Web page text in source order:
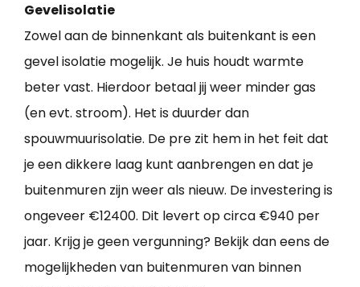
Gevelisolatie
Zowel aan de binnenkant als buitenkant is een
gevel isolatie mogelijk. Je huis houdt warmte
beter vast. Hierdoor betaal jij weer minder gas
(en evt. stroom). Het is duurder dan
spouwmuurisolatie. De pre zit hem in het feit dat
je een dikkere laag kunt aanbrengen en dat je
buitenmuren zijn weer als nieuw. De investering is
ongeveer €12400. Dit levert op circa €940 per
jaar. Krijg je geen vergunning? Bekijk dan eens de
mogelijkheden van buitenmuren van binnen